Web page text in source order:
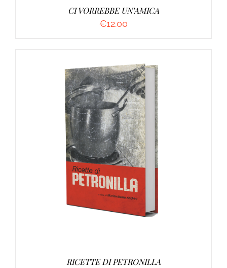
CI VORREBBE UN’AMICA
€12.00
DETTAGLI
RICETTE DI PETRONILLA